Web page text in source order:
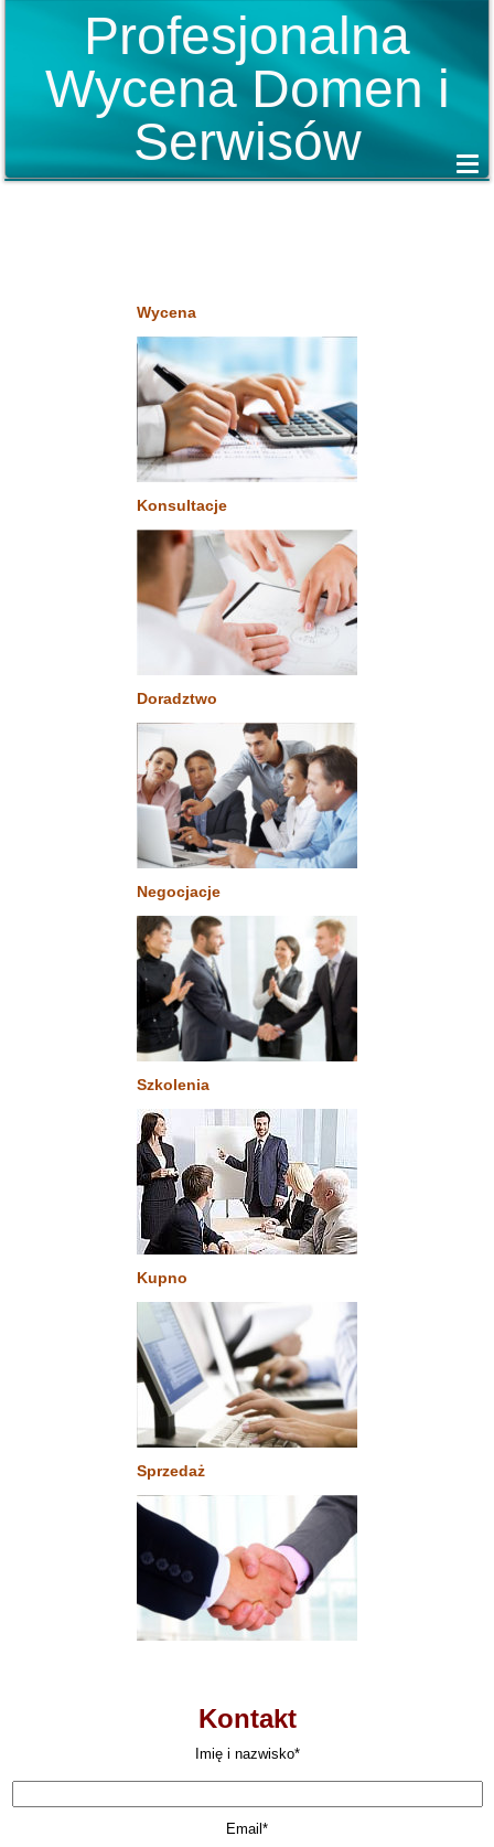
Profesjonalna
Wycena Domen i
Serwisów
Wycena
Konsultacje
Doradztwo
Negocjacje
Szkolenia
Kupno
Sprzedaż
Kontakt
Imię i nazwisko*
Email*